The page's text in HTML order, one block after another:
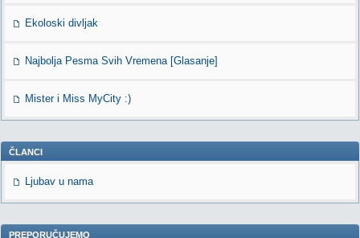
Ekoloski divljak
Najbolja Pesma Svih Vremena [Glasanje]
Mister i Miss MyCity :)
ČLANCI
Ljubav u nama
PREPORUČUJEMO